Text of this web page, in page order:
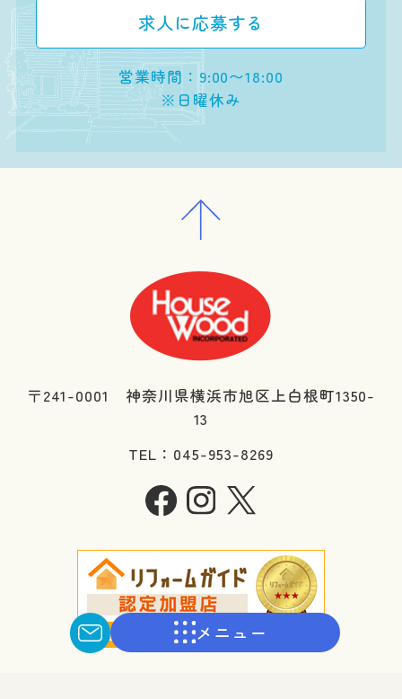
メニュー
求人に応募する
営業時間：9:00〜18:00
※日曜休み
〒241-0001 神奈川県横浜市旭区上白根町1350-
13
TEL：045-953-8269